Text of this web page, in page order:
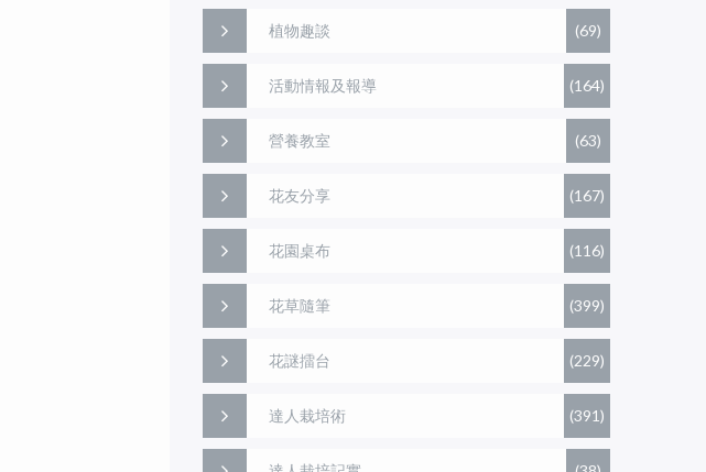
植物趣談 (69)
活動情報及報導 (164)
營養教室 (63)
花友分享 (167)
花園桌布 (116)
花草隨筆 (399)
花謎擂台 (229)
達人栽培術 (391)